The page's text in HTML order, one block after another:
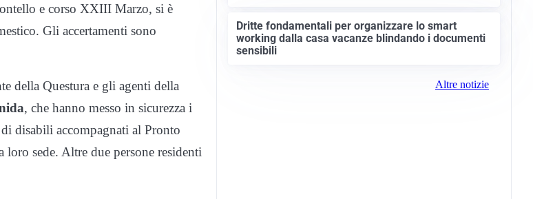
e corso XXIII Marzo, si è
Gli accertamenti sono
della Questura e gli agenti della
, che hanno messo in sicurezza i
disabili accompagnati al Pronto
sede. Altre due persone residenti
Dritte fondamentali per organizzare lo smart
working dalla casa vacanze blindando i documenti
sensibili
Altre notizie